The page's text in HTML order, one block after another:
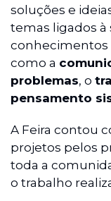
soluções e
temas ligados
conhecimentos
como a
problemas, o
pensamento
A Feira contou
projetos pelos
toda a
o trabalho